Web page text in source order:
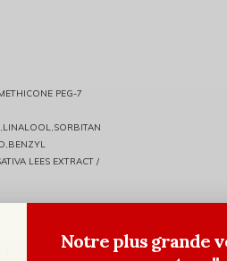
PEG-7
LEES EXTRACT /
Notre plus grande